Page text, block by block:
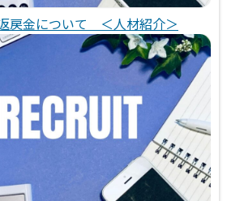
戻金について ＜人材紹介＞